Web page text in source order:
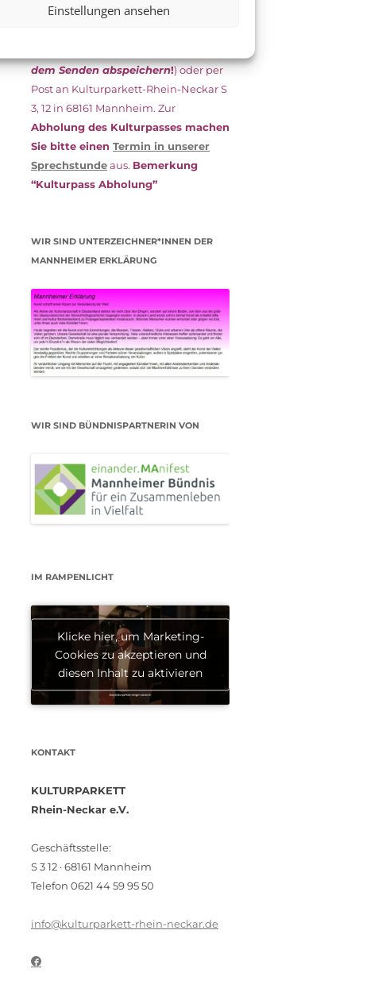
Einstellungen ansehen
das Kulturparkett zurück: Per E-Mail
dem Senden abspeichern!) oder per
Post an Kulturparkett-Rhein-Neckar S
3, 12 in 68161 Mannheim. Zur
Abholung des Kulturpasses machen
Sie bitte einen Termin in unserer
Sprechstundeaus. Bemerkung
“Kulturpass Abholung”
WIR SIND UNTERZEICHNER*INNEN DER
MANNHEIMER ERKLÄRUNG
WIR SIND BÜNDNISPARTNERIN VON
IM RAMPENLICHT
Klicke hier, um Marketing-
Cookies zu akzeptieren und
diesen Inhalt zu aktivieren
KONTAKT
KULTURPARKETT
Rhein-Neckar e.V.
Geschäftsstelle:
S 3 12 · 68161 Mannheim
Telefon 0621 44 59 95 50
info@kulturparkett-rhein-neckar.de